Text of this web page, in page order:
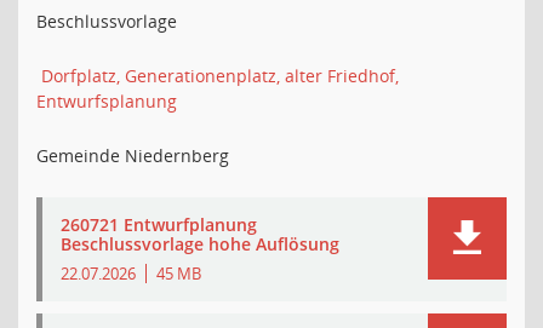
Beschlussvorlage
Dorfplatz, Generationenplatz, alter Friedhof,
Entwurfsplanung
Gemeinde Niedernberg
260721 Entwurfplanung
Beschlussvorlage hohe Auflösung
22.07.2026 45 MB